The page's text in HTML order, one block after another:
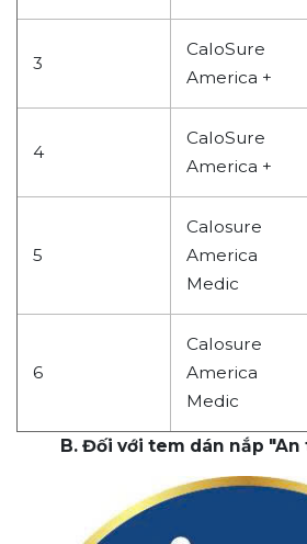
3
CaloSure
America +
4
CaloSure
America +
5
Calosure
America
Medic
6
Calosure
America
Medic
B. Đối với tem dán nắp